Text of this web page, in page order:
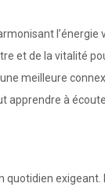
l’énergie
et de la vitalité
meilleure
apprendre à
quotidien exigeant.